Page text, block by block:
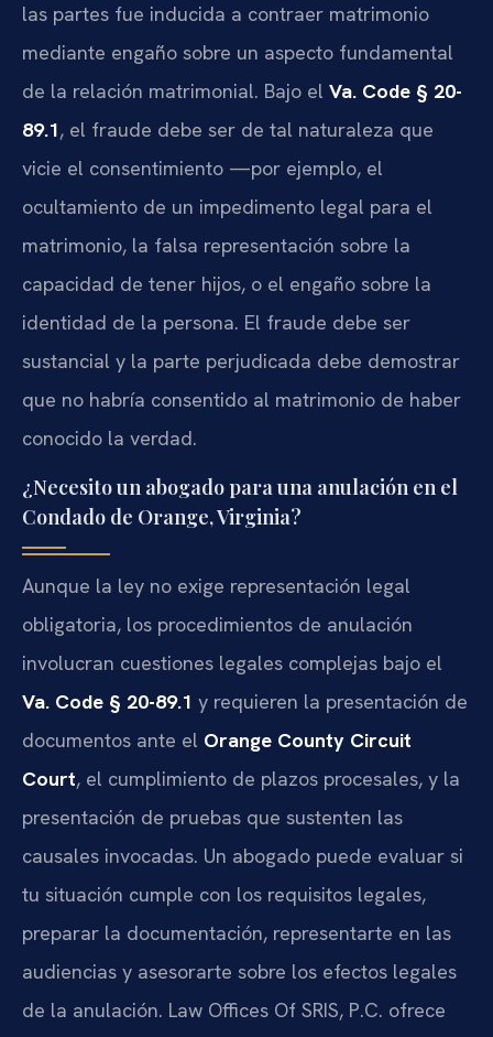
las partes fue inducida a contraer matrimonio
mediante engaño sobre un aspecto fundamental
de la relación matrimonial. Bajo el Va. Code § 20-
89.1, el fraude debe ser de tal naturaleza que
vicie el consentimiento —por ejemplo, el
ocultamiento de un impedimento legal para el
matrimonio, la falsa representación sobre la
capacidad de tener hijos, o el engaño sobre la
identidad de la persona. El fraude debe ser
sustancial y la parte perjudicada debe demostrar
que no habría consentido al matrimonio de haber
conocido la verdad.
¿Necesito un abogado para una anulación en el
Condado de Orange, Virginia?
Aunque la ley no exige representación legal
obligatoria, los procedimientos de anulación
involucran cuestiones legales complejas bajo el
Va. Code § 20-89.1 y requieren la presentación de
documentos ante el Orange County Circuit
Court, el cumplimiento de plazos procesales, y la
presentación de pruebas que sustenten las
causales invocadas. Un abogado puede evaluar si
tu situación cumple con los requisitos legales,
preparar la documentación, representarte en las
audiencias y asesorarte sobre los efectos legales
de la anulación. Law Offices Of SRIS, P.C. ofrece